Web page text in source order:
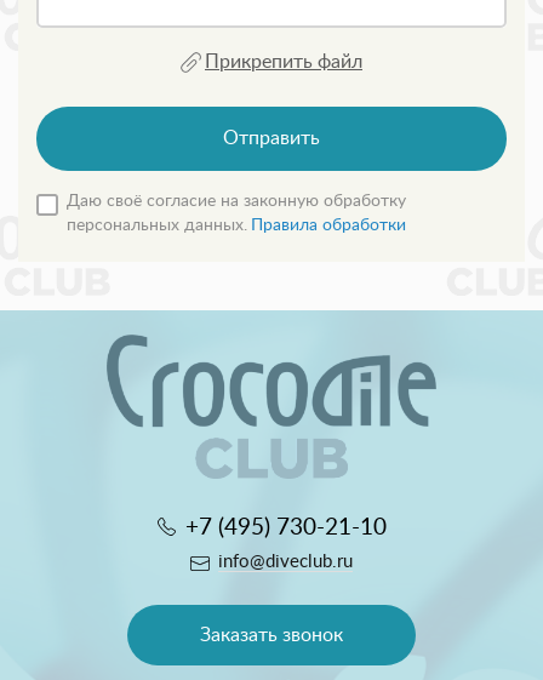
Прикрепить файл
Отправить
Даю своё согласие на законную обработку
персональных данных.
Правила обработки
+7 (495) 730-21-10
info@diveclub.ru
Заказать звонок